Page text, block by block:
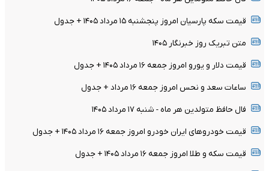
قیمت سکه پارسیان امروز پنجشنبه ۱۵ مرداد ۱۴۰۵ + جدول
متن تبریک روز خبرنگار ۱۴۰۵
قیمت دلار و یورو امروز جمعه ۱۶ مرداد ۱۴۰۵ + جدول
ساعات سعد و نحس امروز جمعه ۱۶ مرداد + جدول
فال حافظ متولدین هر ماه - شنبه ۱۷ مرداد ۱۴۰۵
قیمت خودرو‌های ایران خودرو امروز جمعه ۱۶ مرداد ۱۴۰۵ + جدول
قیمت سکه و طلا امروز جمعه ۱۶ مرداد ۱۴۰۵ + جدول